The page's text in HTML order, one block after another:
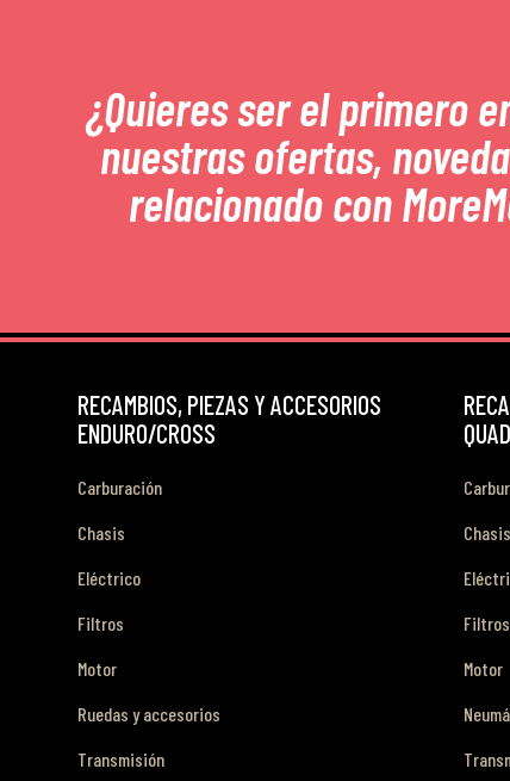
¿Quieres ser el primero
nuestras ofertas,
relacionado con
RECAMBIOS, PIEZAS Y ACCESORIOS
ENDURO/CROSS
Carburación
Chasis
Eléctrico
Filtros
Motor
Ruedas y accesorios
Transmisión
QUAD
Chasis
Filtros
Motor